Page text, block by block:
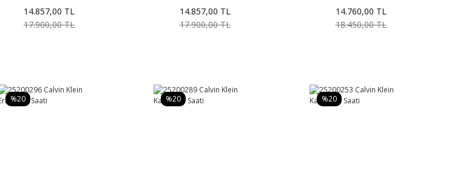
14.857,00 TL
17.900,00 TL
14.857,00 TL
17.900,00 TL
14.760,00 TL
18.450,00 TL
%20 %20 %20